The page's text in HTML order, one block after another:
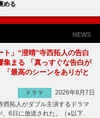
める
NEWS
ト」“澄晴”寺西拓人の告白
集まる 「真っすぐな告白が
「最高のシーンをありがと
ドラマ
2026年8月7日
拓人がダブル主演するドラマ
6日に放送された。（※以下、